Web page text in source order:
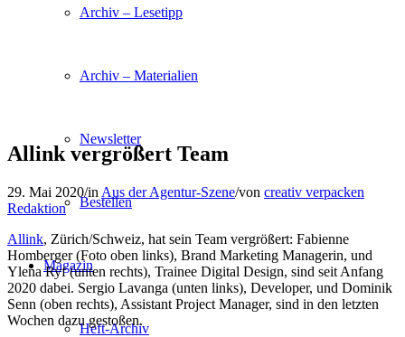
Archiv – Lesetipp
Archiv – Materialien
Newsletter
Bestellen
Magazin
Heft-Archiv
Allink vergrößert Team
29. Mai 2020/in Aus der Agentur-Szene/von creativ verpacken
Redaktion
Allink, Zürich/Schweiz, hat sein Team vergrößert: Fabienne
Homberger (Foto oben links), Brand Marketing Managerin, und
Ylena Ryf (unten rechts), Trainee Digital Design, sind seit Anfang
2020 dabei. Sergio Lavanga (unten links), Developer, und Dominik
Senn (oben rechts), Assistant Project Manager, sind in den letzten
Wochen dazu gestoßen.